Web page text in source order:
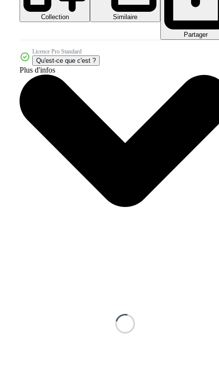
Collection Similaire
Partager
Licence Pro Standard
Qu'est-ce que c'est ?
Plus d'infos